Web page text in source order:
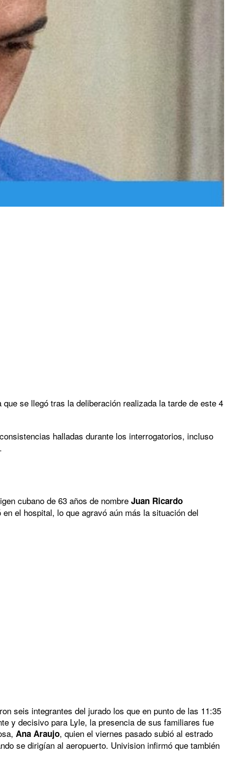
se llegó tras la deliberación realizada la tarde de este 4
halladas durante los interrogatorios, incluso
cubano de 63 años de nombre Juan Ricardo
el hospital, lo que agravó aún más la situación del
seis integrantes del jurado los que en punto de las 11:35
y decisivo para Lyle, la presencia de sus familiares fue
Ana Araujo, quien el viernes pasado subió al estrado
se dirigían al aeropuerto. Univision infirmó que también